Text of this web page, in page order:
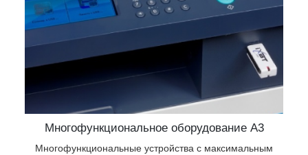
Многофункциональное оборудование А3
Многофункциональные устройства с максимальным